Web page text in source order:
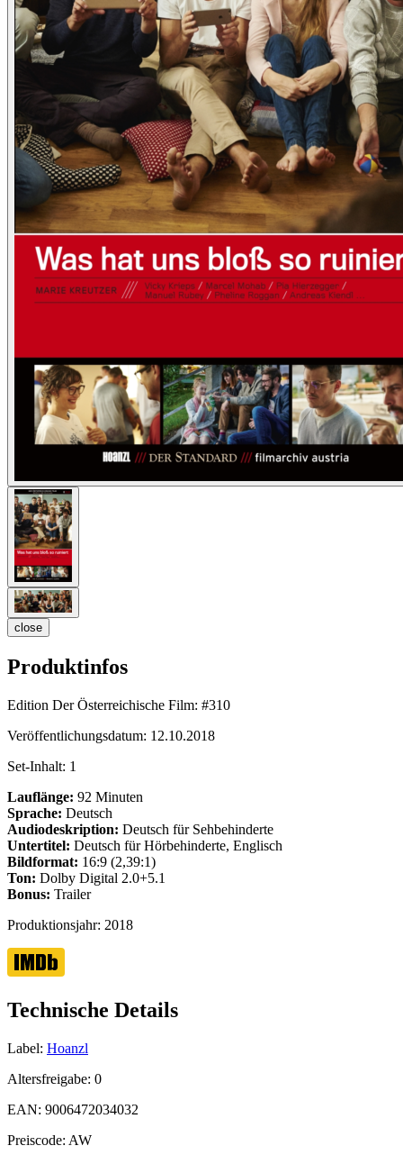
close
Produktinfos
Edition Der Österreichische Film: #310
Veröffentlichungsdatum: 12.10.2018
Set-Inhalt: 1
Lauflänge: 92 Minuten
Sprache: Deutsch
Audiodeskription: Deutsch für Sehbehinderte
Untertitel: Deutsch für Hörbehinderte, Englisch
Bildformat: 16:9 (2,39:1)
Ton: Dolby Digital 2.0+5.1
Bonus: Trailer
Produktionsjahr: 2018
Technische Details
Label: Hoanzl
Altersfreigabe: 0
EAN: 9006472034032
Preiscode: AW